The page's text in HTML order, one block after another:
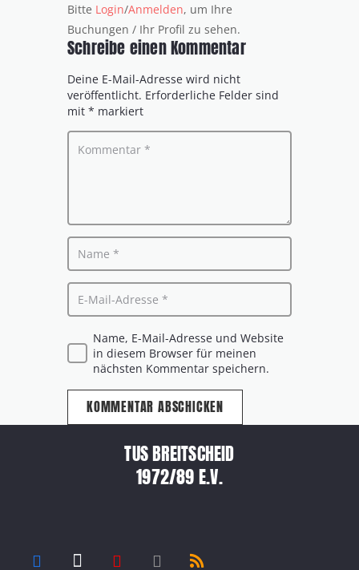
Bitte Login/Anmelden, um Ihre
Buchungen / Ihr Profil zu sehen.
Schreibe einen Kommentar
Deine E-Mail-Adresse wird nicht
veröffentlicht. Erforderliche Felder sind
mit * markiert
Name, E-Mail-Adresse und Website
in diesem Browser für meinen
nächsten Kommentar speichern.
KOMMENTAR ABSCHICKEN
TUS BREITSCHEID
1972/89 E.V.